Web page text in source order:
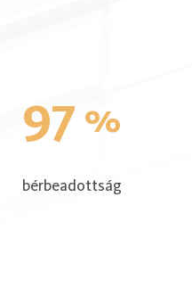
97 %
bérbeadottság